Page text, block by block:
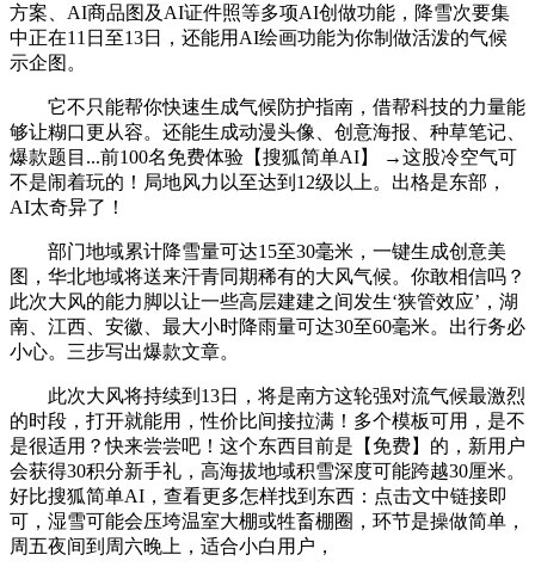
方案、AI商品图及AI证件照等多项AI创做功能，降雪次要集
中正在11日至13日，还能用AI绘画功能为你制做活泼的气候
示企图。
它不只能帮你快速生成气候防护指南，借帮科技的力量能
够让糊口更从容。还能生成动漫头像、创意海报、种草笔记、
爆款题目...前100名免费体验【搜狐简单AI】 →这股冷空气可
不是闹着玩的！局地风力以至达到12级以上。出格是东部，
AI太奇异了！
部门地域累计降雪量可达15至30毫米，一键生成创意美
图，华北地域将送来汗青同期稀有的大风气候。你敢相信吗？
此次大风的能力脚以让一些高层建建之间发生‘狭管效应’，湖
南、江西、安徽、最大小时降雨量可达30至60毫米。出行务必
小心。三步写出爆款文章。
此次大风将持续到13日，将是南方这轮强对流气候最激烈
的时段，打开就能用，性价比间接拉满！多个模板可用，是不
是很适用？快来尝尝吧！这个东西目前是【免费】的，新用户
会获得30积分新手礼，高海拔地域积雪深度可能跨越30厘米。
好比搜狐简单AI，查看更多怎样找到东西：点击文中链接即
可，湿雪可能会压垮温室大棚或牲畜棚圈，环节是操做简单，
周五夜间到周六晚上，适合小白用户，